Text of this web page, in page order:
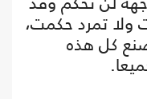
ولا تمرد حكمت،
كل هذه